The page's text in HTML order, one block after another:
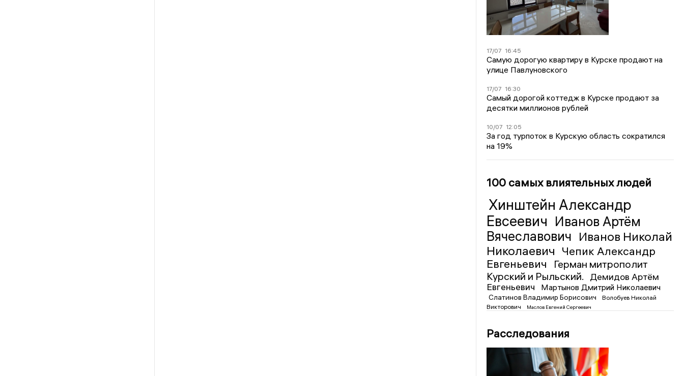
17/07 16:45
Самую дорогую квартиру в Курске продают на
улице Павлуновского
17/07 16:30
Самый дорогой коттедж в Курске продают за
десятки миллионов рублей
10/07 12:05
За год турпоток в Курскую область сократился
на 19%
100 самых влиятельных людей
Хинштейн Александр
Евсеевич Иванов Артём
Вячеславович Иванов Николай
Николаевич Чепик Александр
Евгеньевич
Герман митрополит
Курский и Рыльский.
Демидов Артём
Евгеньевич
Мартынов Дмитрий Николаевич
Слатинов Владимир Борисович
Волобуев Николай
Викторович
Маслов Евгений Сергеевич
Расследования